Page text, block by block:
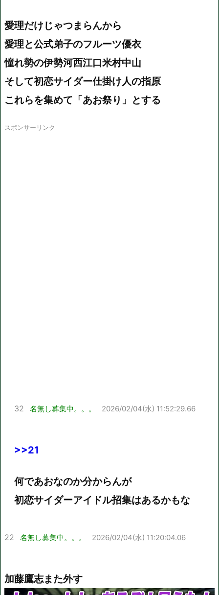
愛理だけじゃつまらんから
愛理と公式弟子のフルーツ優衣
憧れ勢の伊勢河西江口米村中山
そして初恋サイダー仕掛け人の指原
これらを集めて「あお祭り」とする
スポンサーリンク
32 名無し募集中。。。 2026/02/04(水) 11:52:29.66
>>21
何であおなのか分からんが
初恋サイダーアイドル招集はあるかもな
22 名無し募集中。。。 2026/02/04(水) 11:20:04.06
加藤鷹志また外す